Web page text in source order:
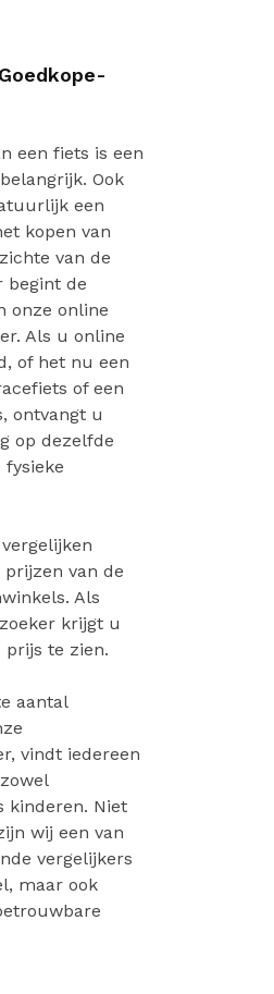
een fiets is een
Ook
een
kopen van
van de
begint de
onze online
Als u online
of het nu een
of een
ontvangt u
op dezelfde
van de
Als
krijgt u
prijs te zien.
aantal
vindt iedereen
kinderen. Niet
wij een van
vergelijkers
maar ook